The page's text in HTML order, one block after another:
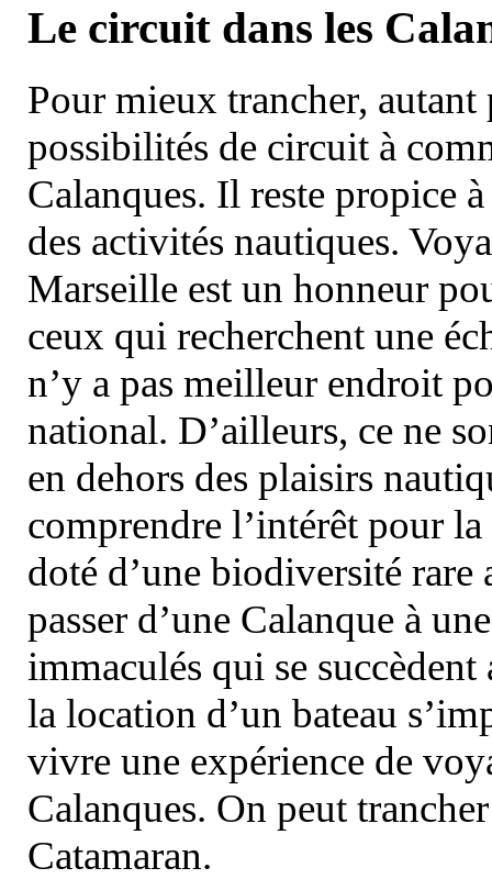
Le circuit dans les
Pour mieux trancher, autant
possibilités de circuit à
Calanques. Il reste propice
des activités nautiques.
Marseille est un honneur
ceux qui recherchent une
n’y a pas meilleur endroit
national. D’ailleurs, ce ne
en dehors des plaisirs
comprendre l’intérêt pour
doté d’une biodiversité
passer d’une Calanque à
immaculés qui se
la location d’un bateau
vivre une expérience de
Calanques. On peut
Catamaran.